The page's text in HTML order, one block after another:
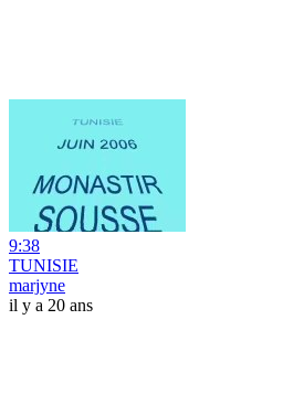
9:38
TUNISIE
marjyne
il y a 20 ans